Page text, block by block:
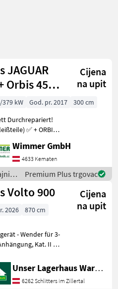
Filtri
JAGUAR
Orbis 450 +
UP 300 ✅
Cijena
na upit
379 kW God. pr. 2017
300 cm
Durchrepariert!
✅ + ORBIS
✅ Der
CLAAS JAGUAR
Wimmer GmbH
4633 Kematen
/
Premium Plus trgovac
Volto 900
Cijena
na upit
2026 870 cm
für 3-
Kat. II -
U/min - 8
je 6
-
Unser Lagerhaus Warenhandelsges.m.b.H.
6262 Schlitters im Zillertal